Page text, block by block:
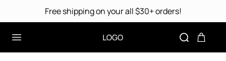
Free shipping on your all $30+ orders!